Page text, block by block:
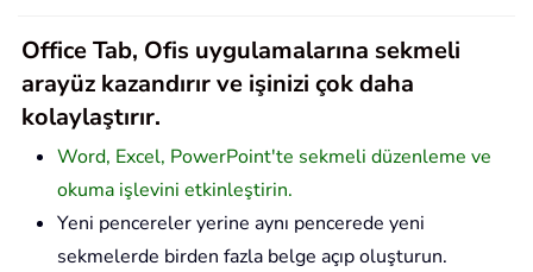
Office Tab, Ofis uygulamalarına sekmeli
arayüz kazandırır ve işinizi çok daha
kolaylaştırır.
Word, Excel, PowerPoint'te sekmeli düzenleme ve
okuma işlevini etkinleştirin.
Yeni pencereler yerine aynı pencerede yeni
sekmelerde birden fazla belge açıp oluşturun.